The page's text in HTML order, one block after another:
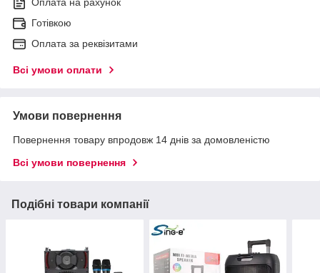
Готівкою
Оплата за реквізитами
Всі умови оплати
Умови повернення
Повернення товару впродовж 14 днів за домовленістю
Всі умови повернення
Подібні товари компанії